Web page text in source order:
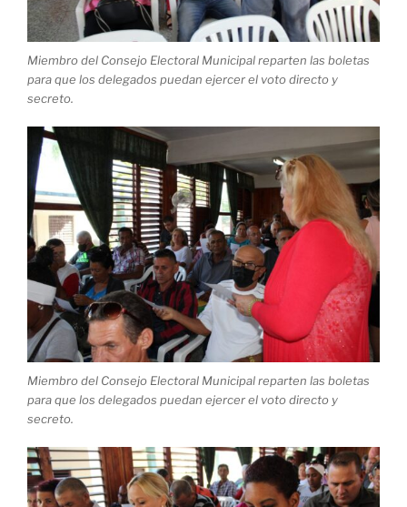
Miembro del Consejo Electoral Municipal reparten las boletas
para que los delegados puedan ejercer el voto directo y
secreto.
Miembro del Consejo Electoral Municipal reparten las boletas
para que los delegados puedan ejercer el voto directo y
secreto.